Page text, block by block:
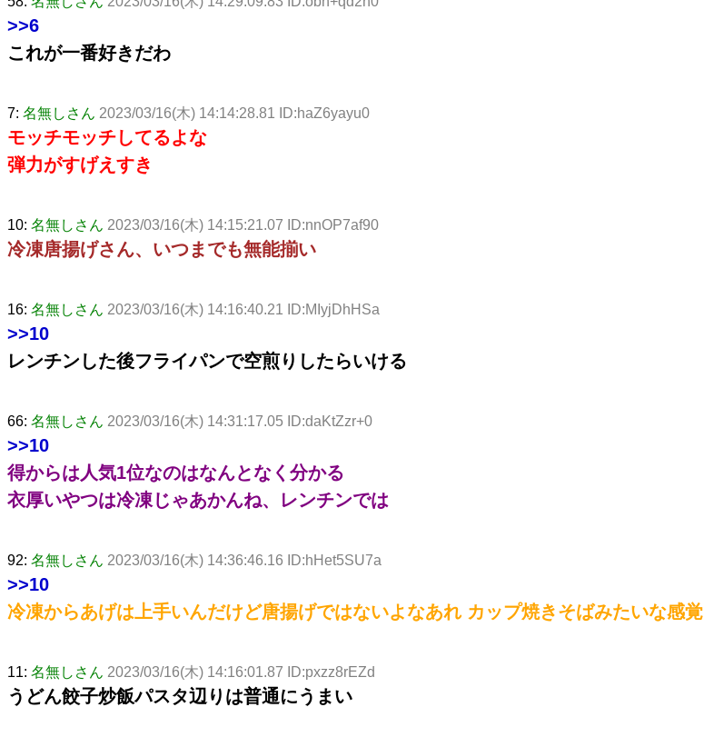
>>6
これが一番好きだわ
7: 名無しさん 2023/03/16(木) 14:14:28.81 ID:haZ6yayu0
モッチモッチしてるよな
弾力がすげえすき
10: 名無しさん 2023/03/16(木) 14:15:21.07 ID:nnOP7af90
冷凍唐揚げさん、いつまでも無能揃い
16: 名無しさん 2023/03/16(木) 14:16:40.21 ID:MIyjDhHSa
>>10
レンチンした後フライパンで空煎りしたらいける
66: 名無しさん 2023/03/16(木) 14:31:17.05 ID:daKtZzr+0
>>10
得からは人気1位なのはなんとなく分かる
衣厚いやつは冷凍じゃあかんね、レンチンでは
92: 名無しさん 2023/03/16(木) 14:36:46.16 ID:hHet5SU7a
>>10
冷凍からあげは上手いんだけど唐揚げではないよなあれ カップ焼きそばみたいな感覚
11: 名無しさん 2023/03/16(木) 14:16:01.87 ID:pxzz8rEZd
うどん餃子炒飯パスタ辺りは普通にうまい